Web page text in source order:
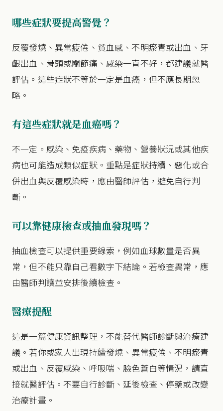
哪些症狀要提高警覺？
反覆發燒、異常疲倦、貧血感、不明瘀青或出血、牙
齦出血、骨頭或關節痛、感染一直不好，都建議就醫
評估。這些症狀不等於一定是血癌，但不應長期忽
略。
有這些症狀就是血癌嗎？
不一定。感染、免疫疾病、藥物、營養狀況或其他疾
病也可能造成類似症狀。重點是症狀持續、惡化或合
併出血與反覆感染時，應由醫師評估，避免自行判
斷。
可以靠健康檢查或抽血發現嗎？
抽血檢查可以提供重要線索，例如血球數量是否異
常，但不能只靠自己看數字下結論。若檢查異常，應
由醫師判讀並安排後續檢查。
醫療提醒
這是一篇健康資訊整理，不能替代醫師診斷與治療建
議。若你或家人出現持續發燒、異常疲倦、不明瘀青
或出血、反覆感染、呼吸喘、臉色蒼白等情況，請直
接就醫評估。不要自行診斷、延後檢查、停藥或改變
治療計畫。